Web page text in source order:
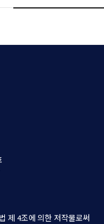
제 4조에 의한 저작물로써